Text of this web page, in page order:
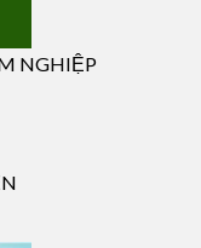
NGHIỆP